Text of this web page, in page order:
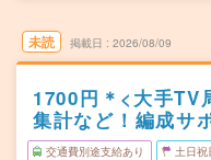
未読 掲載日 2026/08/09
1700円＊<大手TV
集計など！編成サ
交通費別途支給あり 土日祝